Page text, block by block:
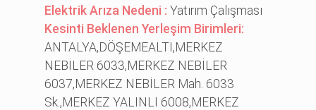
Elektrik Arıza Nedeni :Yatırım Çalışması
Kesinti Beklenen Yerleşim Birimleri:
ANTALYA,DÖŞEMEALTI,MERKEZ
NEBİLER 6033,MERKEZ NEBİLER
6037,MERKEZ NEBİLER Mah. 6033
Sk.,MERKEZ YALINLI 6008,MERKEZ